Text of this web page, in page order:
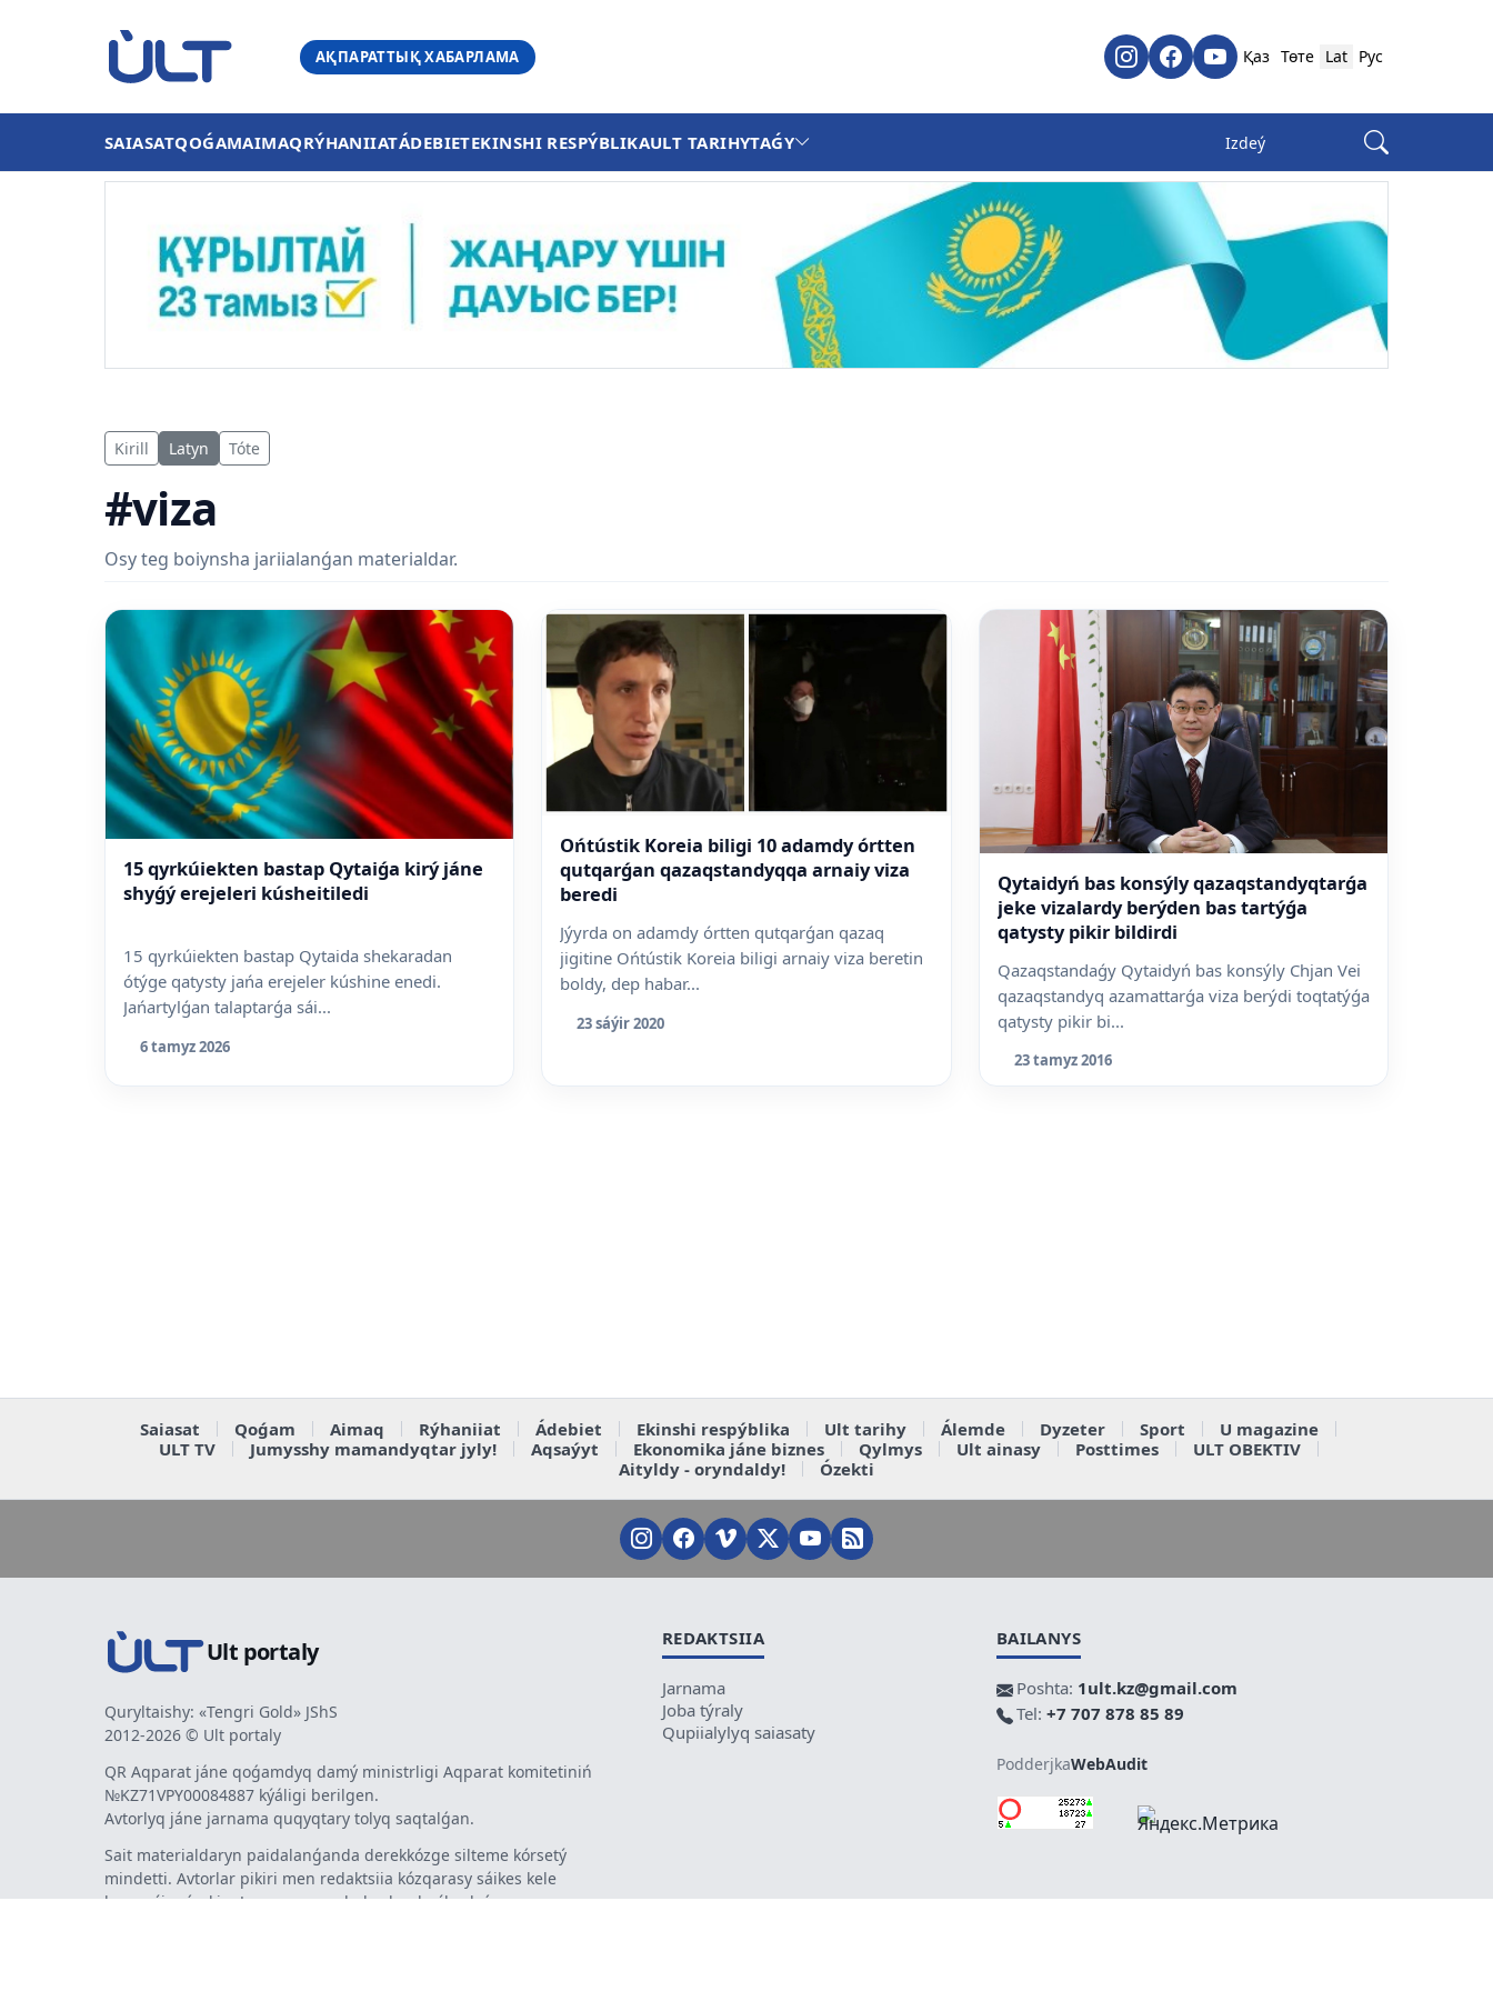
АҚПАРАТТЫҚ ХАБАРЛАМА Қаз Төте Lat Рус
SAIASATQOǴAMAIMAQRÝHANIIATÁDEBIETEKINSHI RESPÝBLIKAULT TARIHYTAǴY
Kirill Latyn Tóte
#viza
Osy teg boiynsha jariialanǵan materialdar.
15 qyrkúiekten bastap Qytaiǵa kirý jáne
shyǵý erejeleri kúsheitiledi
15 qyrkúiekten bastap Qytaida shekaradan
ótýge qatysty jańa erejeler kúshine enedi.
Jańartylǵan talaptarǵa sái...
6 tamyz 2026
Ońtústik Koreia biligi 10 adamdy órtten
qutqarǵan qazaqstandyqqa arnaiy viza
beredi
Jýyrda on adamdy órtten qutqarǵan qazaq
jigitine Ońtústik Koreia biligi arnaiy viza beretin
boldy, dep habar...
23 sáýir 2020
Qytaidyń bas konsýly qazaqstandyqtarǵa
jeke vizalardy berýden bas tartýǵa
qatysty pikir bildirdi
Qazaqstandaǵy Qytaidyń bas konsýly Chjan Vei
qazaqstandyq azamattarǵa viza berýdi toqtatýǵa
qatysty pikir bi...
23 tamyz 2016
Saiasat Qoǵam Aimaq Rýhaniiat Ádebiet Ekinshi respýblika Ult tarihy Álemde Dyzeter Sport
U magazine
ULT TV
Jumysshy mamandyqtar jyly! Aqsaýyt Ekonomika jáne biznes Qylmys Ult ainasy Posttimes
ULT OBEKTIV
Aityldy - oryndaldy!
Ózekti
Ult portaly
Quryltaishy: «Tengri Gold» JShS
2012-2026 © Ult portaly
QR Aqparat jáne qoǵamdyq damý ministrligi Aqparat komitetiniń
№KZ71VPY00084887 kýáligi berilgen.
Avtorlyq jáne jarnama quqyqtary tolyq saqtalǵan.
Sait materialdaryn paidalanǵanda derekkózge silteme kórsetý
mindetti. Avtorlar pikiri men redaktsiia kózqarasy sáikes kele
bermeýi múmkin. Jarnama men habarlandyrýlardyń mazmunyna
REDAKTSIIA
Jarnama
Joba týraly
Qupiialylyq saiasaty
BAILANYS
Poshta: 1ult.kz@gmail.com
Tel: +7 707 878 85 89
PodderjkaWebAudit